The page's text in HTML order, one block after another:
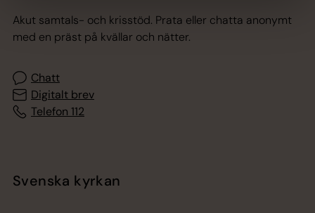
Akut samtals- och krisstöd. Prata eller chatta anonymt
med en präst på kvällar och nätter.
Chatt
Digitalt brev
Telefon 112
Svenska kyrkan